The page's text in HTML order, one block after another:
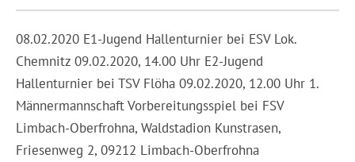
08.02.2020 E1-Jugend Hallenturnier bei ESV Lok.
Chemnitz 09.02.2020, 14.00 Uhr E2-Jugend
Hallenturnier bei TSV Flöha 09.02.2020, 12.00 Uhr 1.
Männermannschaft Vorbereitungsspiel bei FSV
Limbach-Oberfrohna, Waldstadion Kunstrasen,
Friesenweg 2, 09212 Limbach-Oberfrohna